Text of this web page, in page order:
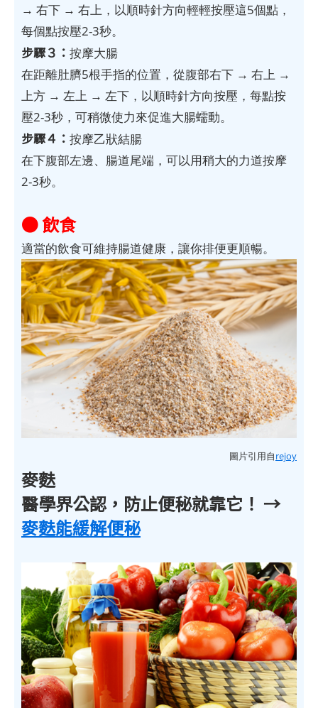
→ 右下 → 右上，以順時針方向輕輕按壓這5個點，
每個點按壓2-3秒。
步驟３： 按摩大腸
在距離肚臍5根手指的位置，從腹部右下 → 右上 →
上方 → 左上 → 左下，以順時針方向按壓，每點按
壓2-3秒，可稍微使力來促進大腸蠕動。
步驟４： 按摩乙狀結腸
在下腹部左邊、腸道尾端，可以用稍大的力道按摩
2-3秒。
● 飲食
適當的飲食可維持腸道健康，讓你排便更順暢。
圖片引用自rejoy
麥麩
醫學界公認，防止便秘就靠它！ →
麥麩能緩解便秘